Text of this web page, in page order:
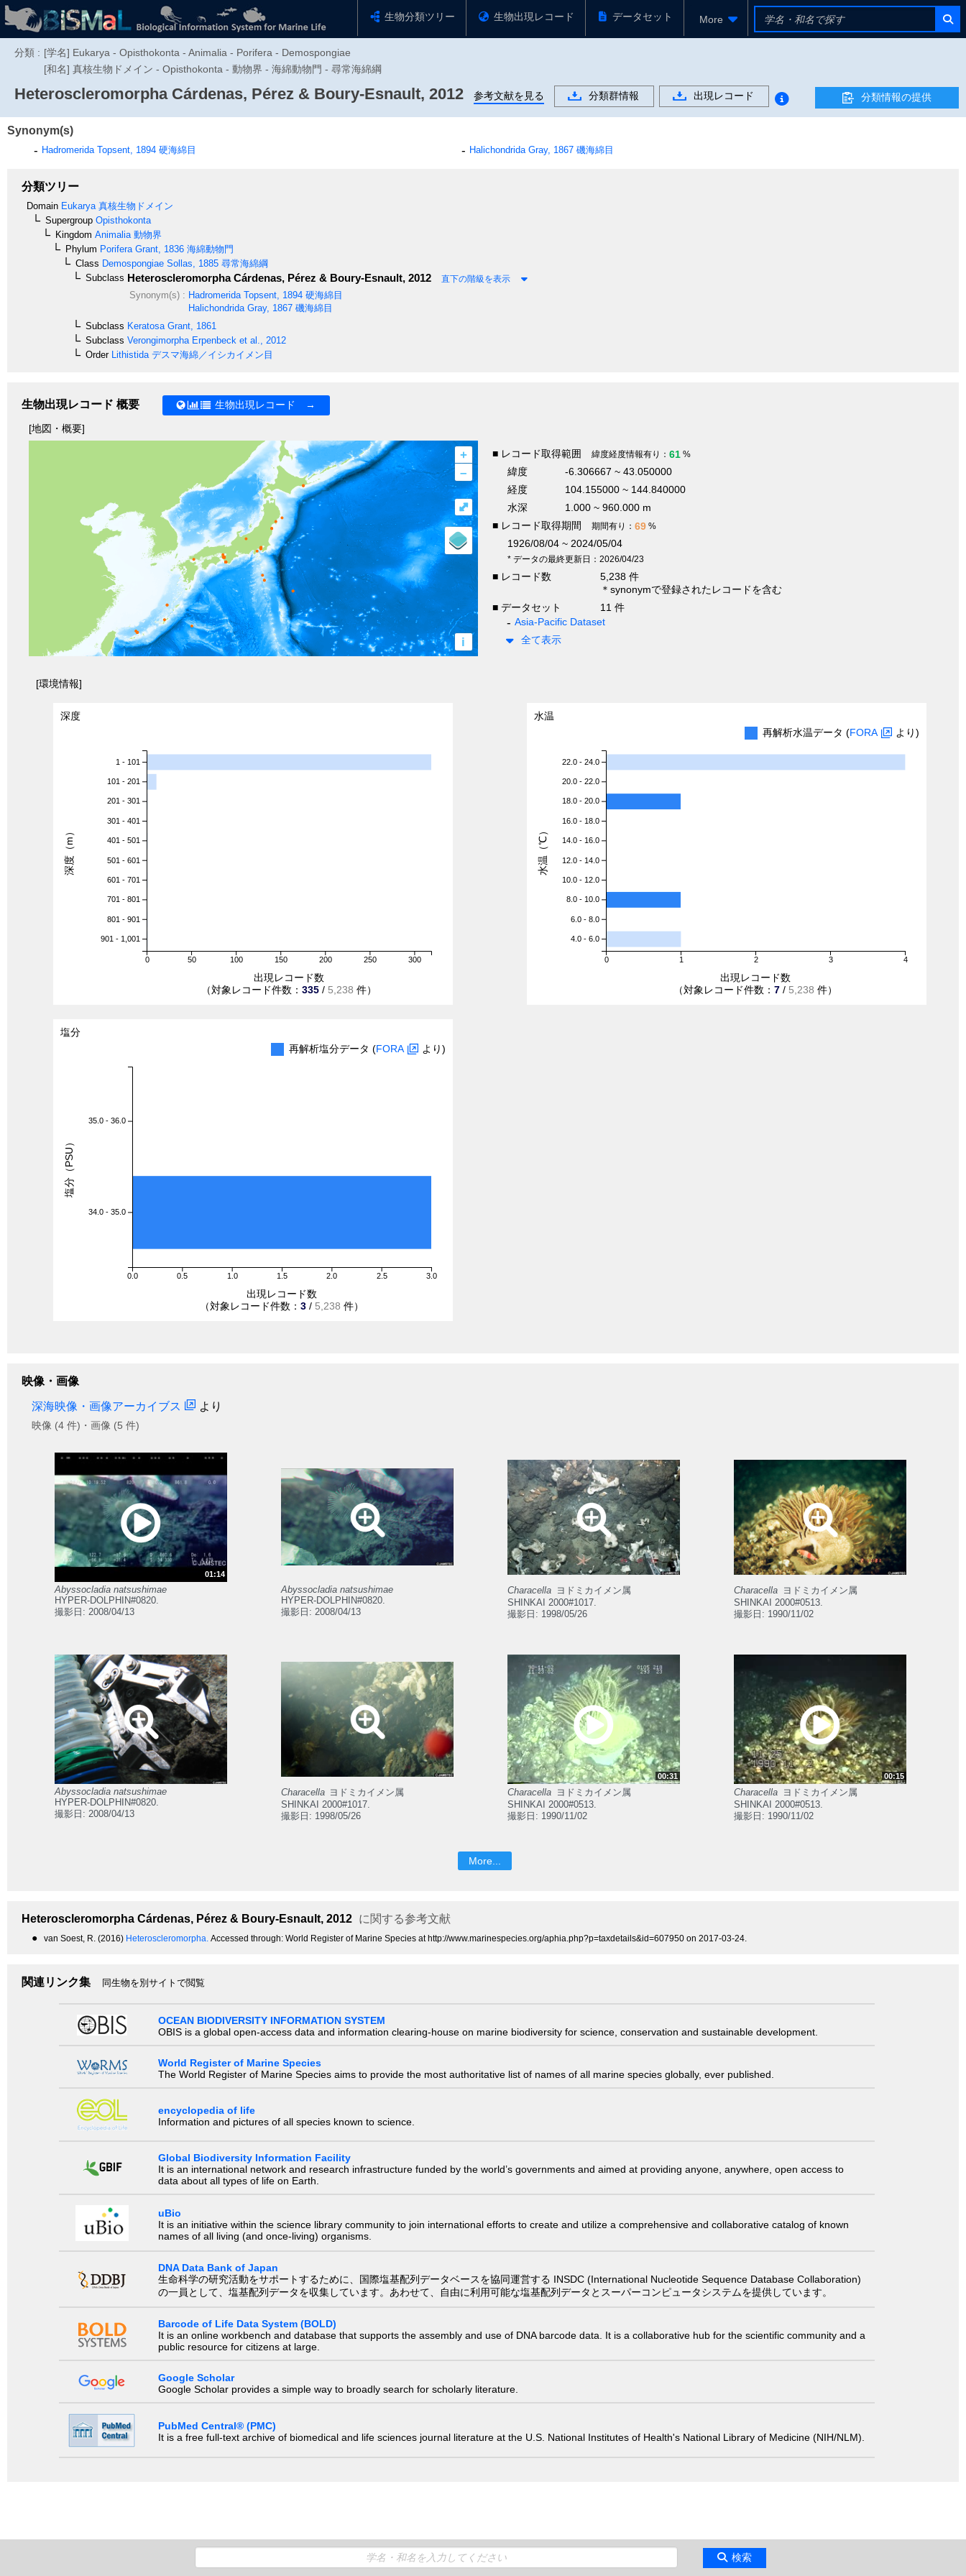
生物分類ツリー 生物出現レコード データセット More
分類 : [学名] Eukarya - Opisthokonta - Animalia - Porifera - Demospongiae
[和名] 真核生物ドメイン - Opisthokonta - 動物界 - 海綿動物門 - 尋常海綿綱
HeteroscleromorphaCárdenas, Pérez & Boury-Esnault, 2012 参考文献を見る 分類群情報 出現レコード 分類情報の提供
Synonym(s)
Hadromerida Topsent, 1894 硬海綿目 HalichondridaGray, 1867磯海綿目
分類ツリー
Domain Eukarya 真核生物ドメイン
Supergroup Opisthokonta
Kingdom Animalia 動物界
Phylum Porifera Grant, 1836 海綿動物門
Class Demospongiae Sollas, 1885 尋常海綿綱
Subclass HeteroscleromorphaCárdenas, Pérez & Boury-Esnault, 2012 直下の階級を表示
Synonym(s) : HadromeridaTopsent, 1894硬海綿目
HalichondridaGray, 1867磯海綿目
Subclass Keratosa Grant, 1861
Subclass Verongimorpha Erpenbeck et al., 2012
OrderLithistida デスマ海綿／イシカイメン目
生物出現レコード 概要 生物出現レコード →
[地図・概要]
+
–
i
⤢
■ レコード取得範囲 緯度経度情報有り： 61 %
緯度
-6.306667 ~ 43.050000
経度
104.155000 ~ 144.840000
水深
1.000 ~ 960.000 m
■ レコード取得期間
期間有り： 69 %
1926/08/04 ~ 2024/05/04
* データの最終更新日：2026/04/23
■ レコード数
5,238 件
＊synonymで登録されたレコードを含む
■ データセット
11 件
Asia-Pacific Dataset
全て表示
[環境情報]
深度
0 50 100 150 200 250 300
1 - 101
101 - 201
201 - 301
301 - 401
401 - 501
501 - 601
601 - 701
701 - 801
801 - 901
901 - 1,001
出現レコード数
（対象レコード件数： 335 / 5,238 件）
深度（m）
水温
再解析水温データ (FORA より)
0 1 2 3 4
22.0 - 24.0
20.0 - 22.0
18.0 - 20.0
16.0 - 18.0
14.0 - 16.0
12.0 - 14.0
10.0 - 12.0
8.0 - 10.0
6.0 - 8.0
4.0 - 6.0
出現レコード数
（対象レコード件数：7 / 5,238 件）
水温（℃）
塩分
再解析塩分データ (FORA より)
0.0 0.5 1.0 1.5 2.0 2.5 3.0
35.0 - 36.0
34.0 - 35.0
出現レコード数
（対象レコード件数： 3 / 5,238 件）
塩分（PSU）
映像・画像
深海映像・画像アーカイブス より
映像 (4 件)・画像 (5 件)
01:14
Abyssocladia natsushimae
HYPER-DOLPHIN#0820.
撮影日: 2008/04/13
Abyssocladia natsushimae
HYPER-DOLPHIN#0820.
撮影日: 2008/04/13
Characella ヨドミカイメン属
SHINKAI 2000#1017.
撮影日: 1998/05/26
Characella ヨドミカイメン属
SHINKAI 2000#0513.
撮影日: 1990/11/02
Abyssocladia natsushimae
HYPER-DOLPHIN#0820.
撮影日: 2008/04/13
Characella ヨドミカイメン属
SHINKAI 2000#1017.
撮影日: 1998/05/26
00:31
Characella ヨドミカイメン属
SHINKAI 2000#0513.
撮影日: 1990/11/02
00:15
Characella ヨドミカイメン属
SHINKAI 2000#0513.
撮影日: 1990/11/02
More...
Heteroscleromorpha Cárdenas, Pérez & Boury-Esnault, 2012 に関する参考文献
● van Soest, R. (2016) Heteroscleromorpha. Accessed through: World Register of Marine Species at http://www.marinespecies.org/aphia.php?p=taxdetails&id=607950 on 2017-03-24.
関連リンク集 同生物を別サイトで閲覧
OCEAN BIODIVERSITY INFORMATION SYSTEM
OBIS is a global open-access data and information clearing-house on marine biodiversity for science, conservation and sustainable development.
World Register of Marine Species
The World Register of Marine Species aims to provide the most authoritative list of names of all marine species globally, ever published.
encyclopedia of life
Information and pictures of all species known to science.
Global Biodiversity Information Facility
It is an international network and research infrastructure funded by the world’s governments and aimed at providing anyone, anywhere, open access to
data about all types of life on Earth.
uBio
It is an initiative within the science library community to join international efforts to create and utilize a comprehensive and collaborative catalog of known
names of all living (and once-living) organisms.
DNA Data Bank of Japan
生命科学の研究活動をサポートするために、国際塩基配列データベースを協同運営する INSDC (International Nucleotide Sequence Database Collaboration)
の一員として、塩基配列データを収集しています。あわせて、自由に利用可能な塩基配列データとスーパーコンピュータシステムを提供しています。
Barcode of Life Data System (BOLD)
It is an online workbench and database that supports the assembly and use of DNA barcode data. It is a collaborative hub for the scientific community and a
public resource for citizens at large.
Google Scholar
Google Scholar provides a simple way to broadly search for scholarly literature.
PubMed Central® (PMC)
It is a free full-text archive of biomedical and life sciences journal literature at the U.S. National Institutes of Health's National Library of Medicine (NIH/NLM).
検索